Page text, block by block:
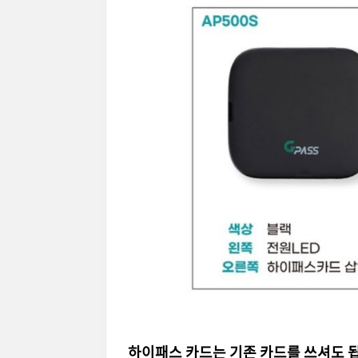
하이패스 카드는 기존 카드를 쓰셔도